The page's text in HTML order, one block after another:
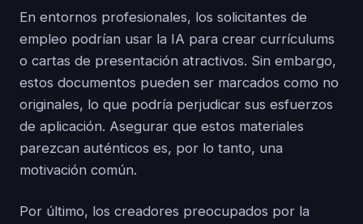
En entornos profesionales, los solicitantes de
empleo podrían usar la IA para crear currículums
o cartas de presentación atractivos. Sin embargo,
estos documentos pueden ser marcados como no
originales, lo que podría perjudicar sus esfuerzos
de aplicación. Asegurar que estos materiales
parezcan auténticos es, por lo tanto, una
motivación común.
Por último, los creadores preocupados por la